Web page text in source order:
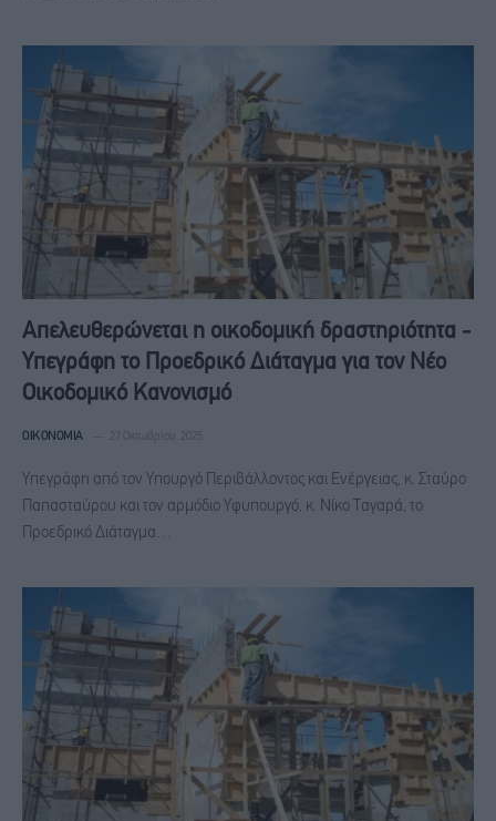
Απελευθερώνεται η οικοδομική δραστηριότητα -
Υπεγράφη το Προεδρικό Διάταγμα για τον Νέο
Οικοδομικό Κανονισμό
ΟΙΚΟΝΟΜΊΑ 27 Οκτωβρίου, 2025
Υπεγράφη από τον Υπουργό Περιβάλλοντος και Ενέργειας, κ. Σταύρο
Παπασταύρου και τον αρμόδιο Υφυπουργό, κ. Νίκο Ταγαρά, το
Προεδρικό Διάταγμα…